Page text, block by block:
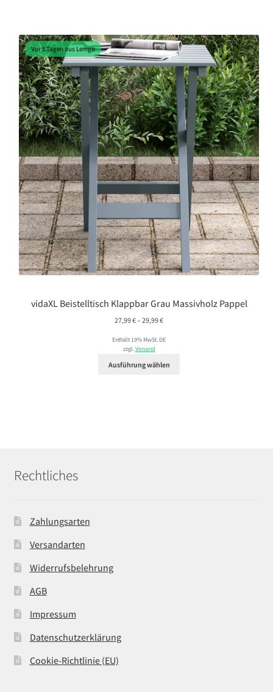
Vor 5 Tagen aus Lemgo
vidaXL Beistelltisch Klappbar Grau Massivholz Pappel
27,99€– 29,99€Preisspanne:
bis
Enthält 19% MwSt. DE
zzgl.Versand
Ausführung wählen
Rechtliches
Zahlungsarten
Versandarten
Widerrufsbelehrung
AGB
Impressum
Datenschutzerklärung
Cookie-Richtlinie (EU)